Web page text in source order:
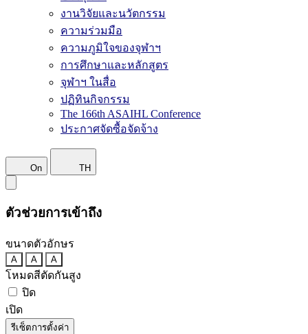
งานวิจัยและนวัตกรรม
ความร่วมมือ
ความภูมิใจของจุฬาฯ
การศึกษาและหลักสูตร
จุฬาฯ ในสื่อ
ปฏิทินกิจกรรม
The 166th ASAIHL Conference
ประกาศจัดซื้อจัดจ้าง
On TH
ตัวช่วยการเข้าถึง
ขนาดตัวอักษร
A A A
โหมดสีตัดกันสูง
ปิด
เปิด
รีเซ็ตการตั้งค่า